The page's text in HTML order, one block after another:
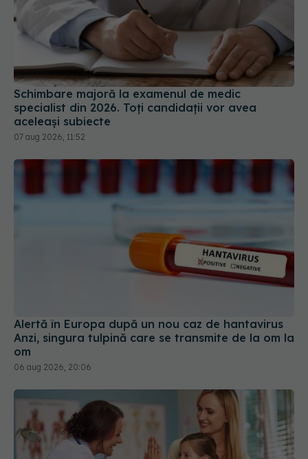
Schimbare majoră la examenul de medic
specialist din 2026. Toți candidații vor avea
aceleași subiecte
07 aug 2026, 11:52
Alertă în Europa după un nou caz de hantavirus
Anzi, singura tulpină care se transmite de la om la
om
06 aug 2026, 20:06